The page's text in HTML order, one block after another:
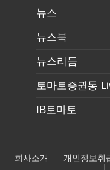
뉴스
뉴스북
뉴스리듬
토마토증권통
IB토마토
회사소개 개인정보취